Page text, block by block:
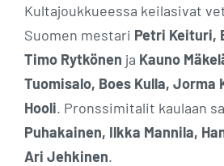
Kultajoukkueessa keilasivat
Suomen mestari Petri Keituri,
Timo Rytkönen ja Kauno
Tuomisalo, Boes Kulla, Jorma
Hooli. Pronssimitalit kaulaan
Puhakainen, Ilkka Mannila,
Ari Jehkinen.